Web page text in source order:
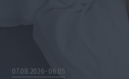
07.08.2026 06:05